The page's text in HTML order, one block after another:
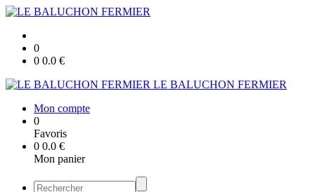
0
0 0.0 €
LE BALUCHON FERMIER
Mon compte
0
Favoris
0 0.0 €
Mon panier